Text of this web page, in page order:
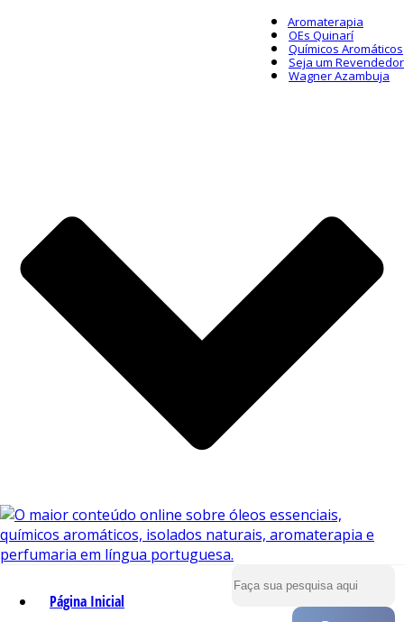
Aromaterapia
OEs Quinarí
Químicos Aromáticos
Seja um Revendedor
Wagner Azambuja
Página Inicial